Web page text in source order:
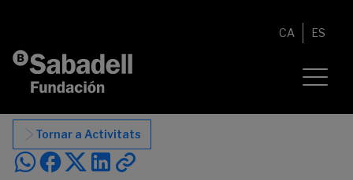
CA ES
Tornar a Activitats